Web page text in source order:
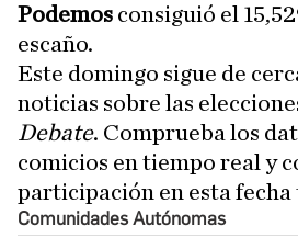
Podemos consiguió el
escaño.
Este domingo sigue de
noticias sobre las
Debate. Comprueba los
comicios en tiempo real y
participación en esta fecha
Comunidades Autónomas